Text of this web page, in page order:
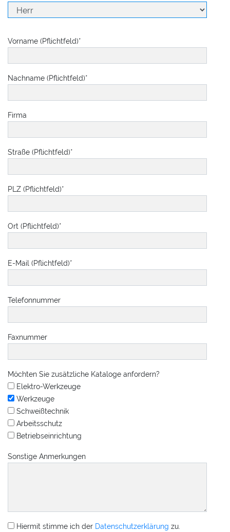
Vorname (Pflichtfeld)*
Nachname (Pflichtfeld)*
Firma
Straße (Pflichtfeld)*
PLZ (Pflichtfeld)*
Ort (Pflichtfeld)*
E-Mail (Pflichtfeld)*
Telefonnummer
Faxnummer
Möchten Sie zusätzliche Kataloge anfordern?
Elektro-Werkzeuge
Werkzeuge
Schweißtechnik
Arbeitsschutz
Betriebseinrichtung
Sonstige Anmerkungen
Hiermit stimme ich der Datenschutzerklärung zu.